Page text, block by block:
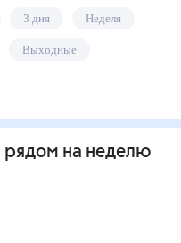
3 дня Неделя
Выходные
рядом на неделю